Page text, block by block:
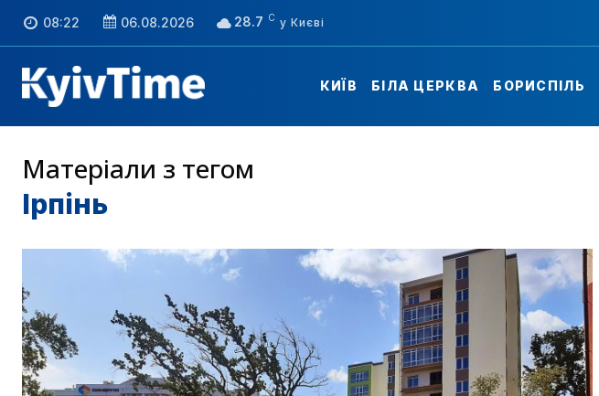
08:22 06.08.2026 28.7 C
КИЇВ БІЛА ЦЕРКВА БОРИСПІЛЬ
Матеріали з тегом
Ірпінь